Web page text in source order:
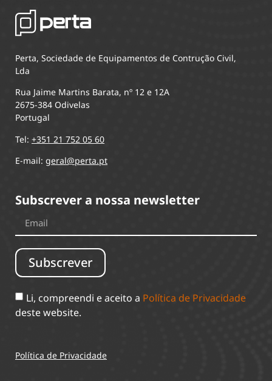
Perta, Sociedade de Equipamentos de Contrução Civil,
Lda
Rua Jaime Martins Barata, nº 12 e 12A
2675-384 Odivelas
Portugal
Tel: +351 21 752 05 60
E-mail: geral@perta.pt
Subscrever a nossa newsletter
Li, compreendi e aceito a Política de Privacidade
deste website.
Subscrever
Política de Privacidade